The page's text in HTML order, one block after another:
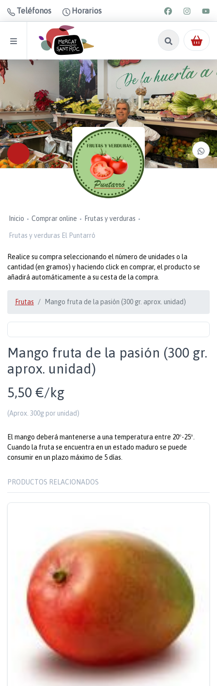
Teléfonos Horarios
Inicio Comprar online Frutas y verduras
Frutas y verduras El Puntarró
Realice su compra seleccionando el número de unidades o la
cantidad (en gramos) y haciendo click en comprar, el producto se
añadirá automáticamente a su cesta de la compra.
Frutas Mango fruta de la pasión (300 gr. aprox. unidad)
Mango fruta de la pasión (300 gr.
aprox. unidad)
5,50 €/kg
(Aprox. 300g por unidad)
El mango deberá mantenerse a una temperatura entre 20º-25º.
Cuando la fruta se encuentra en un estado maduro se puede
consumir en un plazo máximo de 5 días.
PRODUCTOS RELACIONADOS